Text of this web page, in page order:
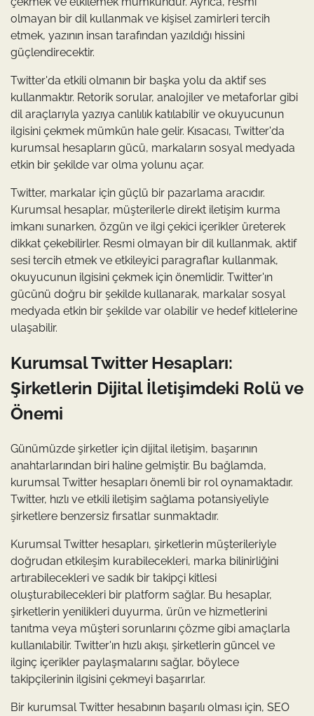
olmayan bir dil kullanmak ve kişisel zamirleri tercih
etmek, yazının insan tarafından yazıldığı hissini
güçlendirecektir.
Twitter'da etkili olmanın bir başka yolu da aktif ses
kullanmaktır. Retorik sorular, analojiler ve metaforlar gibi
dil araçlarıyla yazıya canlılık katılabilir ve okuyucunun
ilgisini çekmek mümkün hale gelir. Kısacası, Twitter'da
kurumsal hesapların gücü, markaların sosyal medyada
etkin bir şekilde var olma yolunu açar.
Twitter, markalar için güçlü bir pazarlama aracıdır.
Kurumsal hesaplar, müşterilerle direkt iletişim kurma
imkanı sunarken, özgün ve ilgi çekici içerikler üreterek
dikkat çekebilirler. Resmi olmayan bir dil kullanmak, aktif
sesi tercih etmek ve etkileyici paragraflar kullanmak,
okuyucunun ilgisini çekmek için önemlidir. Twitter'ın
gücünü doğru bir şekilde kullanarak, markalar sosyal
medyada etkin bir şekilde var olabilir ve hedef kitlelerine
ulaşabilir.
Kurumsal Twitter Hesapları:
Şirketlerin Dijital İletişimdeki Rolü ve
Önemi
Günümüzde şirketler için dijital iletişim, başarının
anahtarlarından biri haline gelmiştir. Bu bağlamda,
kurumsal Twitter hesapları önemli bir rol oynamaktadır.
Twitter, hızlı ve etkili iletişim sağlama potansiyeliyle
şirketlere benzersiz fırsatlar sunmaktadır.
Kurumsal Twitter hesapları, şirketlerin müşterileriyle
doğrudan etkileşim kurabilecekleri, marka bilinirliğini
artırabilecekleri ve sadık bir takipçi kitlesi
oluşturabilecekleri bir platform sağlar. Bu hesaplar,
şirketlerin yenilikleri duyurma, ürün ve hizmetlerini
tanıtma veya müşteri sorunlarını çözme gibi amaçlarla
kullanılabilir. Twitter'ın hızlı akışı, şirketlerin güncel ve
ilginç içerikler paylaşmalarını sağlar, böylece
takipçilerinin ilgisini çekmeyi başarırlar.
Bir kurumsal Twitter hesabının başarılı olması için, SEO